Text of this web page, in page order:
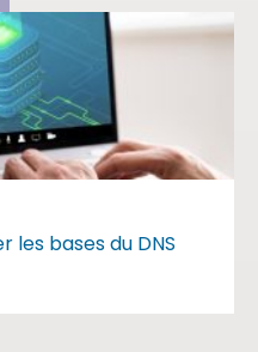
les bases du DNS